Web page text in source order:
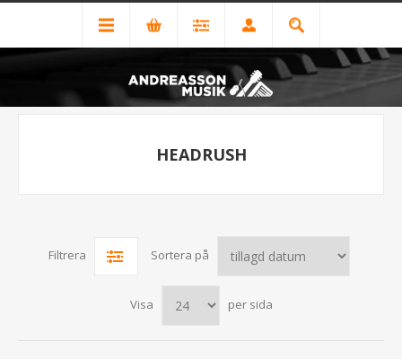
HEADRUSH
Filtrera Sortera på
Visa per sida